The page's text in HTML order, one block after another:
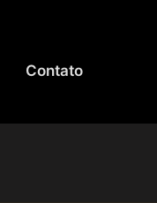
Contato